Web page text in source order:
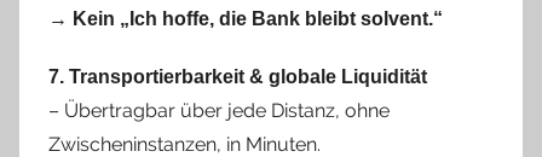
→ Kein „Ich hoffe, die Bank bleibt solvent.“
7. Transportierbarkeit & globale Liquidität
– Übertragbar über jede Distanz, ohne
Zwischeninstanzen, in Minuten.